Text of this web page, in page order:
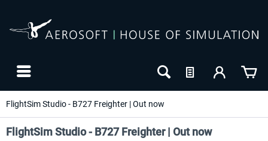
FlightSim Studio - B727 Freighter | Out now
FlightSim Studio - B727 Freighter | Out now